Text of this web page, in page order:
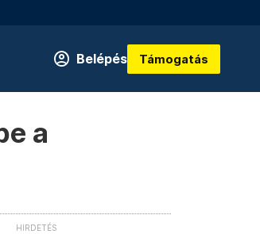
Belépés Támogatás
a